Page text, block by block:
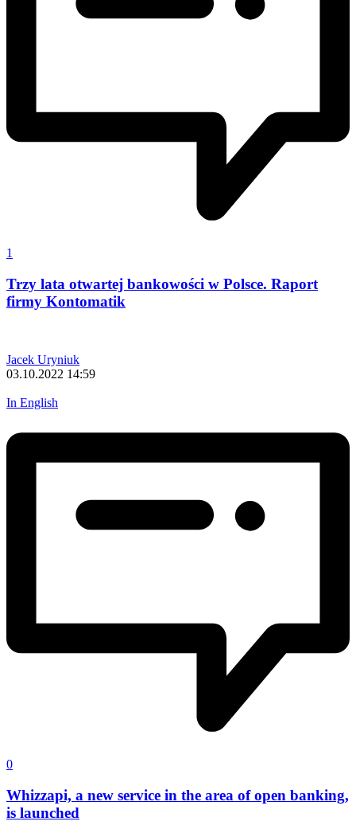
1
Trzy lata otwartej bankowości w Polsce. Raport
firmy Kontomatik
Jacek Uryniuk
03.10.2022 14:59
In English
0
Whizzapi, a new service in the area of open banking,
is launched